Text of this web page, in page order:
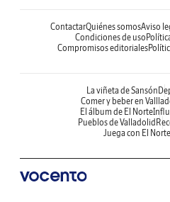
ContactarQuiénes somosAviso
Condiciones de uso
Compromisos editoriales
La viñeta de Sansón
Comer y beber en
El álbum de El Norte
Pueblos de Valladolid
Juega con El Norte